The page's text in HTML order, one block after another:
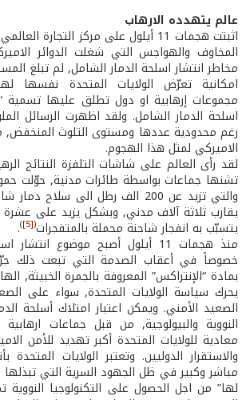
عالم يتهدده الارهاب
اثبتت هجمات 11 أيلول على مركز التجارة
المخاوف والهواجس التي شغلت الدوائر
مخاطر انتشار اسلحة الدمار الشامل, لم تبلغ
امكانية تعرّض الولايات المتحدة نفسها
مجموعات إرهابية او دول تطلق عليها تسمية
اسلحة الدمار الشامل. ولقد اظهرت الرسائل
رغم محدودية عددها ومستوى التلوث
الاميركي لمثل هذا الهجوم.
لقد رأى العالم على شاشات التلفزة النتائج
تشنها جماعات بواسطة طائرات مدنية, حوّلت
والتي تزيد عن 200 الف رطل الى
يقارب ثلاثة آلاف مدني, وبشكل يزيد على
يتسبّب به انفجار شاحنة محملة بالمتفجرات(
[5]
)
.
منذ هجمات 11 أيلول أصبح موضوع
خصوصاً في أعقاب الصدمة التي تبعت ذلك
بمادة “الإنتراكس” المعروفة بالجمرة الخبيثة,
يحرك سياسة الولايات المتحدة, سواء على
الصعيد الأمني. ويمكن اعتبار امتلاك أسلحة
النووية والبيولوجية, من قبل جماعات
معادية للولايات المتحدة أكبر تهديد للأمن
والاستقرار الدوليين. وتعتبر الولايات
مباشر وكبير في ظل الجهود السرية التي
لها” من اجل الحصول على التكنولوجيا النووية